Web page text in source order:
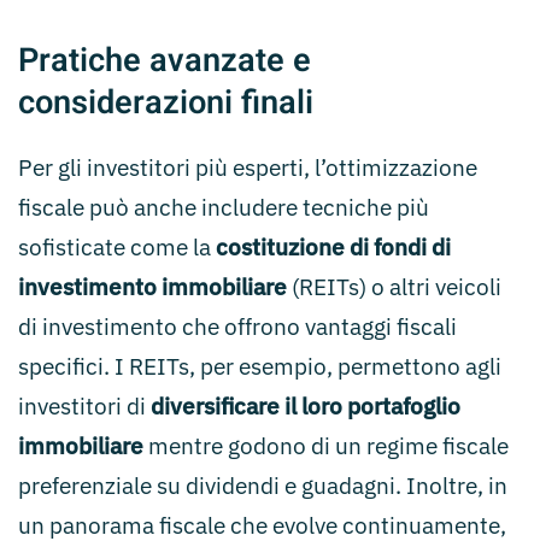
Pratiche avanzate e
considerazioni finali
Per gli investitori più esperti, l’ottimizzazione
fiscale può anche includere tecniche più
sofisticate come lacostituzione di fondi di
investimento immobiliare (REITs) o altri veicoli
di investimento che offrono vantaggi fiscali
specifici. I REITs, per esempio, permettono agli
investitori di diversificare il loro portafoglio
immobiliare mentre godono di un regime fiscale
preferenziale su dividendi e guadagni. Inoltre, in
un panorama fiscale che evolve continuamente,